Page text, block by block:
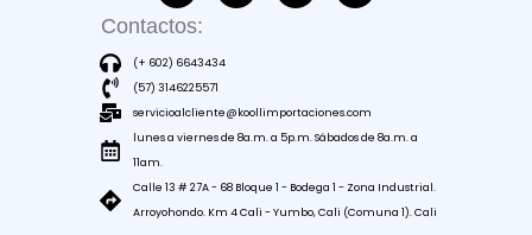
Contactos:
(+ 602) 6643434
(57) 3146225571
servicioalcliente@koollimportaciones.com
lunes a viernes de 8a.m. a 5p.m. Sábados de 8a.m. a
11am.
Calle 13 # 27A - 68 Bloque 1 - Bodega 1 - Zona Industrial.
Arroyohondo. Km 4 Cali - Yumbo, Cali (Comuna 1). Cali